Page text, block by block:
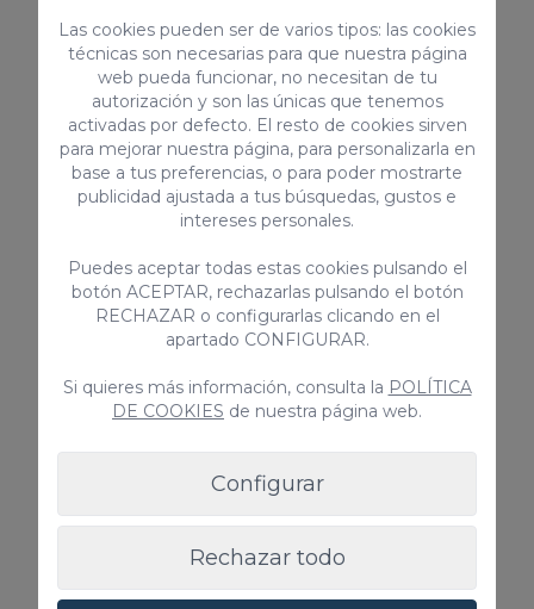
Código de licencia turística regional para
alquileres vacacionales: VV-35-1-0001933
Número de registro nacional de Alquiler de
corta duración:
ESFCTU000035012000315790000000000000
0VV-35-1-00019332
EQUIPAMIENTOS
Smart Tv con acceso a Internet
Vitrocerámica
Las cookies pueden ser de varios tipos: las cookies
técnicas son necesarias para que nuestra página
web pueda funcionar, no necesitan de tu
autorización y son las únicas que tenemos
activadas por defecto. El resto de cookies sirven
para mejorar nuestra página, para personalizarla en
base a tus preferencias, o para poder mostrarte
publicidad ajustada a tus búsquedas, gustos e
intereses personales.
Puedes aceptar todas estas cookies pulsando el
botón ACEPTAR, rechazarlas pulsando el botón
RECHAZAR o configurarlas clicando en el
apartado CONFIGURAR.
Si quieres más información, consulta la POLÍTICA
DE COOKIES de nuestra página web.
Configurar
Rechazar todo